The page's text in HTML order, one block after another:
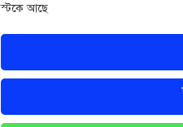
স্টকে আছে